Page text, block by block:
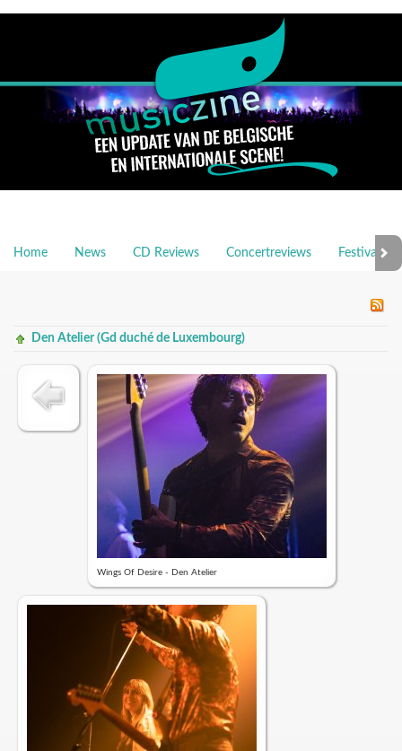
Home News CD Reviews Concertreviews
Den Atelier (Gd duché de Luxembourg)
Wings Of Desire - Den Atelier